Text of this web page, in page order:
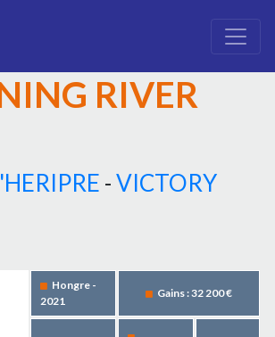
RIVER
-VICTORY
Hongre -
2021
Gains : 32 200 €